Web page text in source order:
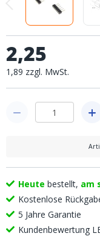
2,25
1 ,89 zzgl. MwSt.
Heute bestellt, am
Kostenlose
5 Jahre Garantie
Kundenbewertung